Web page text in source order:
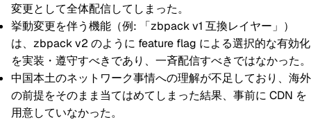
変更として全体配信してしまった。
挙動変更を伴う機能（例: 「zbpack v1 互換レイヤー」）
は、zbpack v2 のように feature flag による選択的な有効化
を実装・遵守すべきであり、一斉配信すべきではなかった。
中国本土のネットワーク事情への理解が不足しており、海外
の前提をそのまま当てはめてしまった結果、事前に CDN を
用意していなかった。